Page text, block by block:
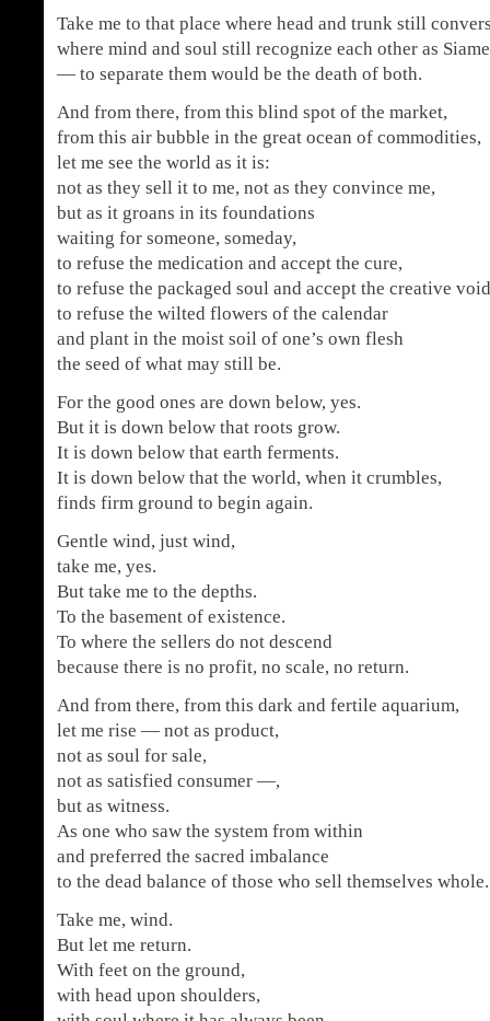
Take me to that place where head and trunk still
where mind and soul still recognize each other as
— to separate them would be the death of both.
And from there, from this blind spot of the market,
from this air bubble in the great ocean of commodities,
let me see the world as it is:
not as they sell it to me, not as they convince me,
but as it groans in its foundations
waiting for someone, someday,
to refuse the medication and accept the cure,
to refuse the packaged soul and accept the creative
to refuse the wilted flowers of the calendar
and plant in the moist soil of one’s own flesh
the seed of what may still be.
For the good ones are down below, yes.
But it is down below that roots grow.
It is down below that earth ferments.
It is down below that the world, when it crumbles,
finds firm ground to begin again.
Gentle wind, just wind,
take me, yes.
But take me to the depths.
To the basement of existence.
To where the sellers do not descend
because there is no profit, no scale, no return.
And from there, from this dark and fertile aquarium,
let me rise — not as product,
not as soul for sale,
not as satisfied consumer —,
but as witness.
As one who saw the system from within
and preferred the sacred imbalance
to the dead balance of those who sell themselves whole.
Take me, wind.
But let me return.
With feet on the ground,
with head upon shoulders,